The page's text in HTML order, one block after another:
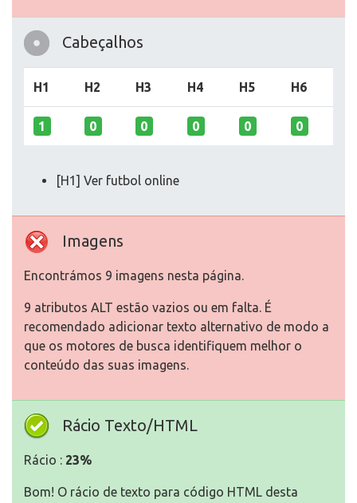
Cabeçalhos
H1 H2 H3 H4 H5 H6
1 0 0 0 0 0
[H1] Ver futbol online
Imagens
Encontrámos 9 imagens nesta página.
9 atributos ALT estão vazios ou em falta. É
recomendado adicionar texto alternativo de modo a
que os motores de busca identifiquem melhor o
conteúdo das suas imagens.
Rácio Texto/HTML
Rácio : 23%
Bom! O rácio de texto para código HTML desta